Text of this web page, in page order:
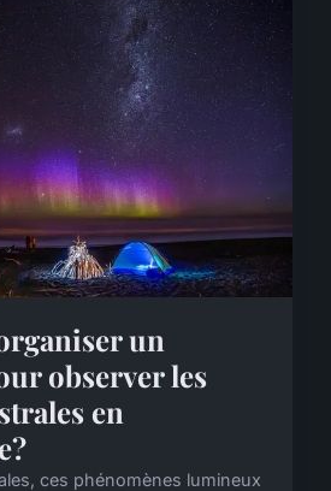
un
observer les
en
ces phénomènes lumineux